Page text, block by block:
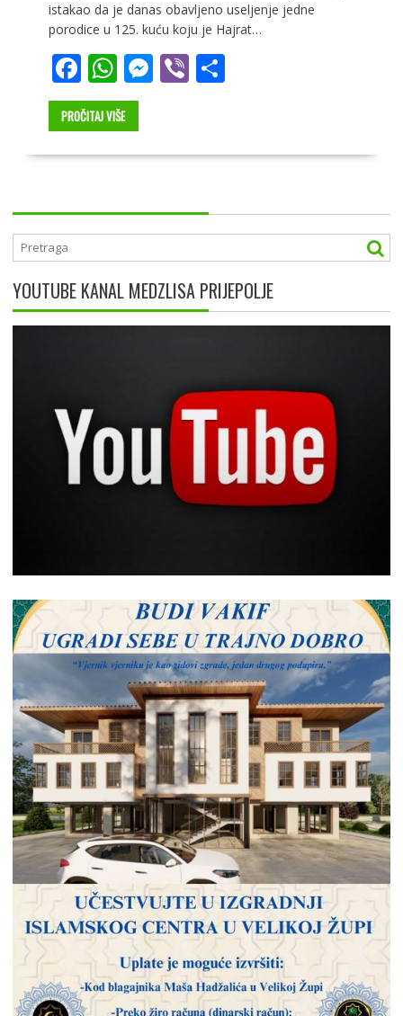
istakao da je danas obavljeno useljenje jedne
porodice u 125. kuću koju je Hajrat…
F
ac
e
b
o
k
W
h
at
s
p
p
M
e
g
er
Vi S
e
PROČITAJ VIŠE
YOUTUBE KANAL MEDZLISA PRIJEPOLJE